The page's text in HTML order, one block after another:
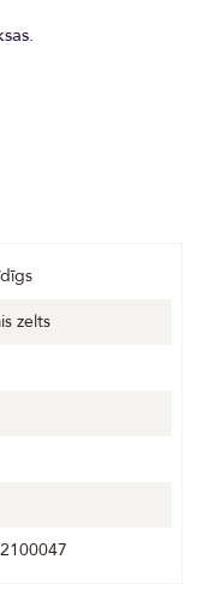
zelts